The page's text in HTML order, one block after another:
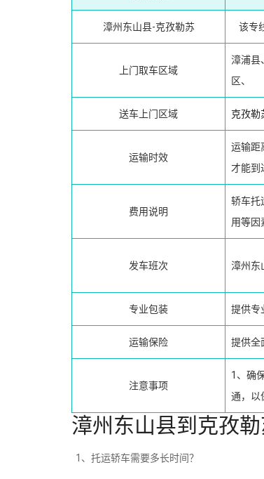
漳州东山县-克孜勒苏 该专
上门取车区域
漳浦县
区、
送车上门区域 克孜勒
运输时效
运输距
才能到
费用说明
轿车托
用等因
发车班次 漳州东
专业包装 提供专
运输保险 提供全
注意事项
1、确
通，以
漳州东山县到克孜
1、托运轿车需要多长时间？